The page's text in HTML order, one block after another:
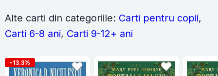
Alte carti din categoriile: Carti pentru copii,
Carti 6-8 ani, Carti 9-12+ ani
-13.3%